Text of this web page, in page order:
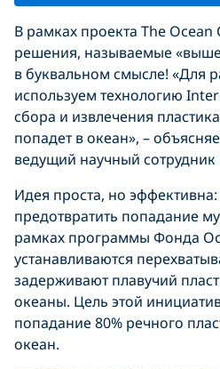
В рамках проекта The
решения, называемые
в буквальном смысле! «Для
используем технологию
сбора и извлечения
попадет в океан», –
ведущий научный сотрудник
Идея проста, но
предотвратить попадание
рамках программы Фонда
устанавливаются
задерживают плавучий
океаны. Цель этой
попадание 80% речного
океан.